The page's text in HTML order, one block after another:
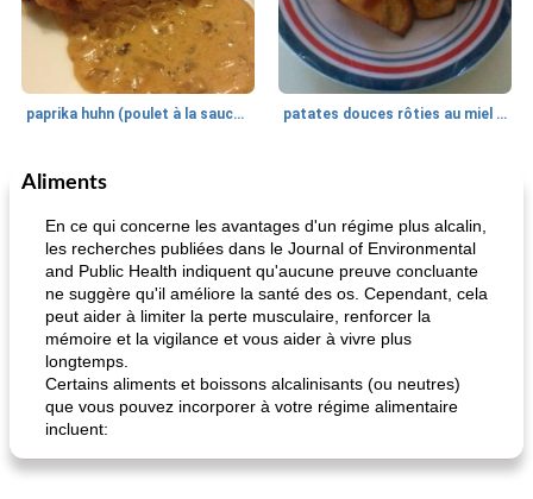
paprika huhn (poulet à la sauce paprika). patates douces rôties au miel / kumara
Petit déjeuner et brunch
quinoa petit déjeuner méditerranéen
Aliments
En ce qui concerne les avantages d'un régime plus alcalin,
les recherches publiées dans le Journal of Environmental
and Public Health indiquent qu'aucune preuve concluante
ne suggère qu'il améliore la santé des os. Cependant, cela
peut aider à limiter la perte musculaire, renforcer la
mémoire et la vigilance et vous aider à vivre plus
longtemps.
Certains aliments et boissons alcalinisants (ou neutres)
que vous pouvez incorporer à votre régime alimentaire
incluent: